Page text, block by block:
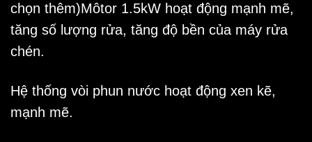
chọn thêm)Môtor 1.5kW hoạt động mạnh mẽ,
tăng số lượng rửa, tăng độ bền của máy rửa
chén.
Hệ thống vòi phun nước hoạt động xen kẽ,
mạnh mẽ.